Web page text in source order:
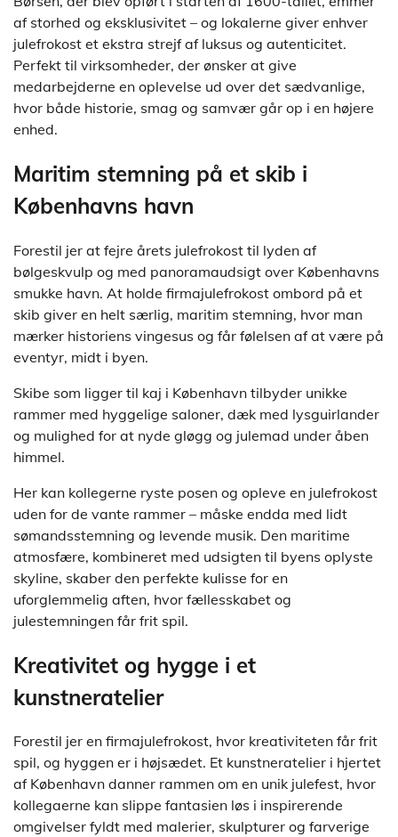
af storhed og eksklusivitet – og lokalerne giver enhver
julefrokost et ekstra strejf af luksus og autenticitet.
Perfekt til virksomheder, der ønsker at give
medarbejderne en oplevelse ud over det sædvanlige,
hvor både historie, smag og samvær går op i en højere
enhed.
Maritim stemning på et skib i
Københavns havn
Forestil jer at fejre årets julefrokost til lyden af
bølgeskvulp og med panoramaudsigt over Københavns
smukke havn. At holde firmajulefrokost ombord på et
skib giver en helt særlig, maritim stemning, hvor man
mærker historiens vingesus og får følelsen af at være på
eventyr, midt i byen.
Skibe som ligger til kaj i København tilbyder unikke
rammer med hyggelige saloner, dæk med lysguirlander
og mulighed for at nyde gløgg og julemad under åben
himmel.
Her kan kollegerne ryste posen og opleve en julefrokost
uden for de vante rammer – måske endda med lidt
sømandsstemning og levende musik. Den maritime
atmosfære, kombineret med udsigten til byens oplyste
skyline, skaber den perfekte kulisse for en
uforglemmelig aften, hvor fællesskabet og
julestemningen får frit spil.
Kreativitet og hygge i et
kunstneratelier
Forestil jer en firmajulefrokost, hvor kreativiteten får frit
spil, og hyggen er i højsædet. Et kunstneratelier i hjertet
af København danner rammen om en unik julefest, hvor
kollegaerne kan slippe fantasien løs i inspirerende
omgivelser fyldt med malerier, skulpturer og farverige